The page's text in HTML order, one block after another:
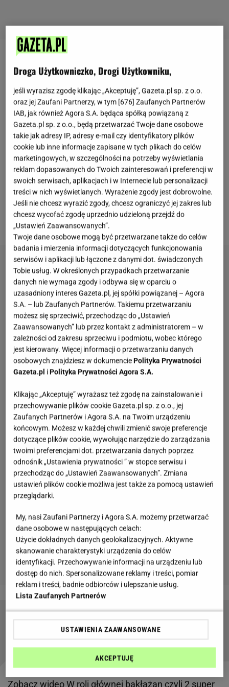
Fit przekąski wbrew pozorom są bardzo ważne,
złota zasada odżywiania mówi o tym, że w ciągu
dnia powinno się spożywać pięć posiłków.
Tymczasem pomiędzy śniadaniem, obiadem i
kolacją potrafimy zjeść znacznie więcej, niż nam się
wydaje. Ta sama zasada dotyczy też dzieci, które
nie tylko bacznie obserwują rodziców, ale też same
bardzo szybko uzależniają się od cukru. Z dalszej
części artykułu dowiesz się co podać dzieciom
zamiast chipsów lub czekolady.
Wiosenne kanapki dla dzieci- jak przekonać
najmłodszych do jedzenia warzyw?
Zobacz wideoW roli głównej bakłażan czyli 2 super
Droga Użytkowniczko, Drogi Użytkowniku,
jeśli wyrazisz zgodę klikając „Akceptuję”, Gazeta.pl sp. z o.o.
oraz jej Zaufani Partnerzy, w tym [676] Zaufanych Partnerów
IAB, jak również Agora S.A. będąca spółką powiązaną z
Gazeta.pl sp. z o.o., będą przetwarzać Twoje dane osobowe
takie jak adresy IP, adresy e-mail czy identyfikatory plików
cookie lub inne informacje zapisane w tych plikach do celów
marketingowych, w szczególności na potrzeby wyświetlania
reklam dopasowanych do Twoich zainteresowań i preferencji w
swoich serwisach, aplikacjach i w Internecie lub personalizacji
treści w nich wyświetlanych. Wyrażenie zgody jest dobrowolne.
Jeśli nie chcesz wyrazić zgody, chcesz ograniczyć jej zakres lub
chcesz wycofać zgodę uprzednio udzieloną przejdź do
„Ustawień Zaawansowanych”.
Twoje dane osobowe mogą być przetwarzane także do celów
badania i mierzenia informacji dotyczących funkcjonowania
serwisów i aplikacji lub łączone z danymi dot. świadczonych
Tobie usług. W określonych przypadkach przetwarzanie
danych nie wymaga zgody i odbywa się w oparciu o
uzasadniony interes Gazeta.pl, jej spółki powiązanej – Agora
S.A. – lub Zaufanych Partnerów. Takiemu przetwarzaniu
możesz się sprzeciwić, przechodząc do „Ustawień
Zaawansowanych” lub przez kontakt z administratorem – w
zależności od zakresu sprzeciwu i podmiotu, wobec którego
jest kierowany. Więcej informacji o przetwarzaniu danych
osobowych znajdziesz w dokumenciePolityka Prywatności
Gazeta.pl iPolityka Prywatności Agora S.A.
Klikając „Akceptuję” wyrażasz też zgodę na zainstalowanie i
przechowywanie plików cookie Gazeta.pl sp. z o.o., jej
Zaufanych Partnerów i Agora S.A. na Twoim urządzeniu
końcowym. Możesz w każdej chwili zmienić swoje preferencje
dotyczące plików cookie, wywołując narzędzie do zarządzania
twoimi preferencjami dot. przetwarzania danych poprzez
odnośnik „Ustawienia prywatności ” w stopce serwisu i
przechodząc do „Ustawień Zaawansowanych”. Zmiana
ustawień plików cookie możliwa jest także za pomocą ustawień
przeglądarki.
My, nasi Zaufani Partnerzy i Agora S.A. możemy przetwarzać
dane osobowe w następujących celach:
Użycie dokładnych danych geolokalizacyjnych. Aktywne
skanowanie charakterystyki urządzenia do celów
identyfikacji. Przechowywanie informacji na urządzeniu lub
dostęp do nich. Spersonalizowane reklamy i treści, pomiar
reklam i treści, badnie odbiorców i ulepszanie usług.
Lista Zaufanych Partnerów
USTAWIENIA ZAAWANSOWANE
AKCEPTUJĘ